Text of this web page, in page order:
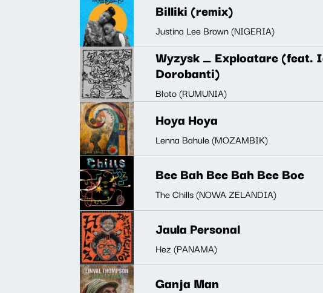
Billiki (remix)
Justina Lee Brown (NIGERIA)
Wyzysk _ Exploatare (feat.
Dorobanti)
Błoto (RUMUNIA)
Hoya Hoya
Lenna Bahule (MOZAMBIK)
Bee Bah Bee Bah Bee Boe
The Chills (NOWA ZELANDIA)
Jaula Personal
Hez (PANAMA)
Ganja Man